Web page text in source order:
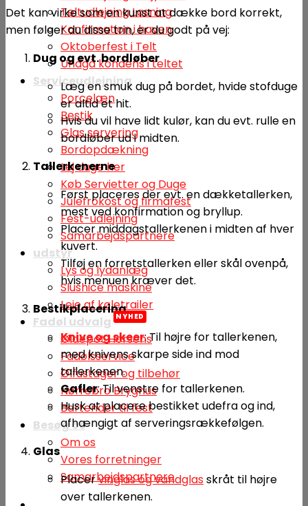
Teltudlejning Løsning
Konfirmation i haven
Oktoberfest i Telt
Undgå kondens i teltet
Serviceudlejning
Porcelæn
Bestik
Glas servering
Bordopdækning
Lej duge her
Køb Servietter og Duge
Julefrokost og firmafest
Fest-udlejning
Samarbejdspartnere
udstyr
Lys og lydanlæg
Slushice maskine
Leje af køletrailer
Fadøl udvalg
Øldepot Horsens
Fadølsservice
Ølfustager og tilbehør
Nørrebro Bryghus
Bartender til fest
Besøg os
Om os
Vores forretninger
Samarbejdspartnere
Det kan virke som en kunst at dække bord korrekt,
men følger du disse trin, er du godt på vej:
Dug og evt. bordløber
Læg en smuk dug på bordet, hvide stofduge
er altid et hit.
Hvis du vil have lidt kulør, kan du evt. rulle en
bordløber ud i midten.
Tallerkenerne
Først placeres der evt. en dækketallerken,
mest ved konfirmation og bryllup.
Placer middagstallerkenen i midten af hver
kuvert.
Tilføj en forretstallerken eller skål ovenpå,
hvis menuen kræver det.
Bestikplacering
Knive og skeer: Til højre for tallerkenen,
med knivens skarpe side ind mod
tallerkenen.
Gafler: Til venstre for tallerkenen.
Husk at placere bestikket udefra og ind,
afhængigt af serveringsrækkefølgen.
Glas
Placervinglas og vandglasskråt til højre
over tallerkenen.